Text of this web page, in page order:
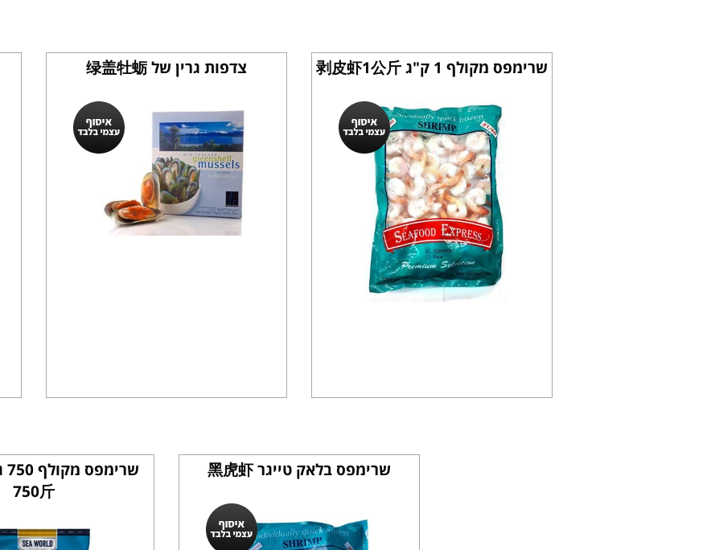
שרימפס מקולף 1 ק"ג 剥皮虾1公斤 צדפות גרין של 绿盖牡蛎
שרימפס בלאק טייגר 黑虎虾
750斤